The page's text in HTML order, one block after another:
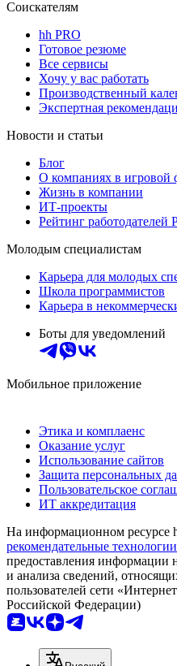
Соискателям
hh PRO
Готовое резюме
Все сервисы
Хочу у вас работать
Производственный
Экспертная
Новости и статьи
Блог
О компаниях в игровой
Жизнь в компании
ИТ-проекты
Рейтинг работодателей
Молодым специалистам
Карьера для молодых
Школа программистов
Карьера в
Боты для уведомлений
Мобильное приложение
Этика и комплаенс
Оказание услуг
Использование сайтов
Защита персональных
Пользовательское
ИТ аккредитация
На информационном ресурсе
рекомендательные технологии
предоставления информации
и анализа сведений,
пользователей сети
Российской Федерации)